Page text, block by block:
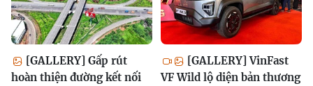
[GALLERY] Gấp rút
hoàn thiện đường kết nối
[GALLERY] VinFast
VF Wild lộ diện bản thương